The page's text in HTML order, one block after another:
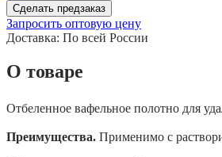
Сделать предзаказ
Запросить оптовую цену
Доставка: По всей России
О товаре
Отбеленное вафельное полотно для
Преимущества. Применимо с